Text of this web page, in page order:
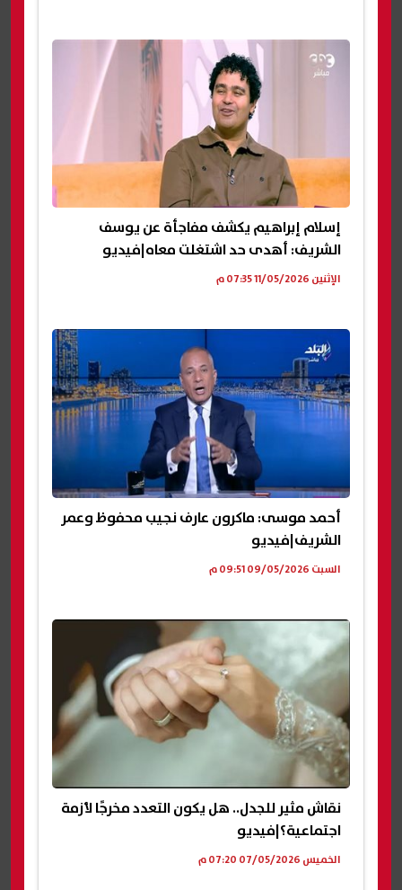
إسلام إبراهيم يكشف مفاجأة عن يوسف
الشريف: أهدى حد اشتغلت معاه|فيديو
الإثنين 11/05/2026 07:35 م
أحمد موسى: ماكرون عارف نجيب محفوظ وعمر
الشريف|فيديو
السبت 09/05/2026 09:51 م
نقاش مثير للجدل.. هل يكون التعدد مخرجًا لأزمة
اجتماعية؟|فيديو
الخميس 07/05/2026 07:20 م